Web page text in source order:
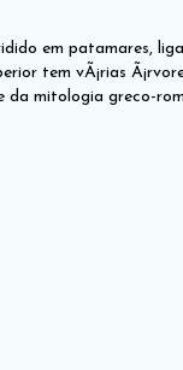
em patamares,
tem vÃ¡rias
mitologia greco-